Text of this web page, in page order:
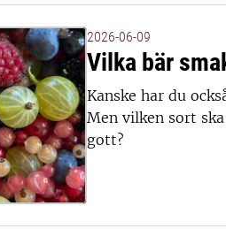
2026-06-09
Vilka bär
Kanske har du
Men vilken sort
gott?